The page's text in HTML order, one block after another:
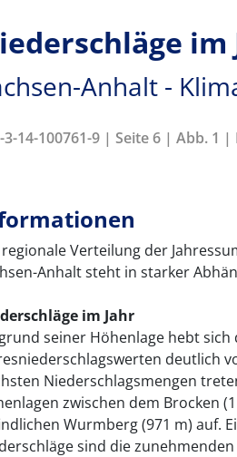
im
Anhalt -
3-14-100761-9 | Seite 6 | Abb. 1 |
Verteilung der
Anhalt steht in starker
im Jahr
seiner Höhenlage hebt sich
deutlich
Niederschlagsmengen
zwischen dem Brocken
Wurmberg (971 m) auf.
sind die